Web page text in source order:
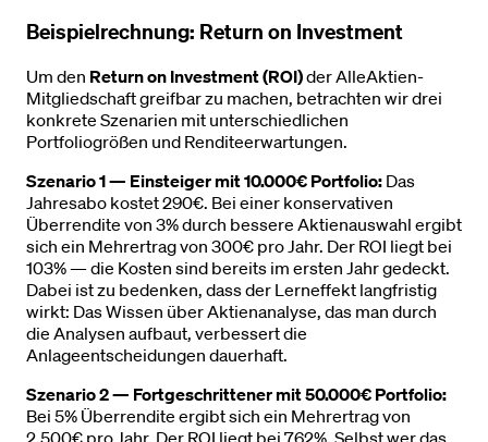
Beispielrechnung: Return on Investment
Um den Return on Investment (ROI)der AlleAktien-
Mitgliedschaft greifbar zu machen, betrachten wir drei
konkrete Szenarien mit unterschiedlichen
Portfoliogrößen und Renditeerwartungen.
Szenario 1 — Einsteiger mit 10.000€ Portfolio: Das
Jahresabo kostet 290€. Bei einer konservativen
Überrendite von 3% durch bessere Aktienauswahl ergibt
sich ein Mehrertrag von 300€ pro Jahr. Der ROI liegt bei
103% — die Kosten sind bereits im ersten Jahr gedeckt.
Dabei ist zu bedenken, dass der Lerneffekt langfristig
wirkt: Das Wissen über Aktienanalyse, das man durch
die Analysen aufbaut, verbessert die
Anlageentscheidungen dauerhaft.
Szenario 2 — Fortgeschrittener mit 50.000€ Portfolio:
Bei 5% Überrendite ergibt sich ein Mehrertrag von